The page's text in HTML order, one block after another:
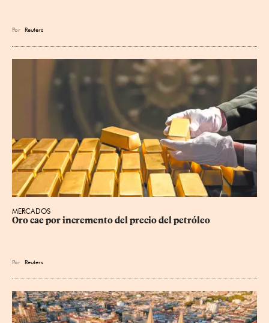
Por Reuters
MERCADOS
Oro cae por incremento del precio del petróleo
Por Reuters